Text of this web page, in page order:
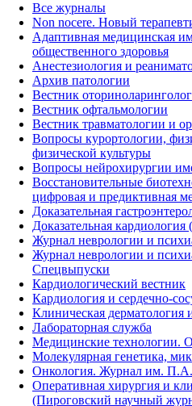
Все журналы
Non nocere. Новый
Адаптивная медицинская
общественного здоровья
Анестезиология и
Архив патологии
Вестник
Вестник офтальмологии
Вестник травматологии и
Вопросы курортологии,
физической культуры
Вопросы нейрохирургии
Восстановительные
цифровая и предиктивная
Доказательная
Доказательная кардиология
Журнал неврологии и
Журнал неврологии и
Спецвыпуски
Кардиологический вестник
Кардиология и сердечно-
Клиническая дерматология
Лабораторная служба
Медицинские технологии.
Молекулярная генетика,
Онкология. Журнал им. П.А.
Оперативная хирургия и
(Пироговский научный